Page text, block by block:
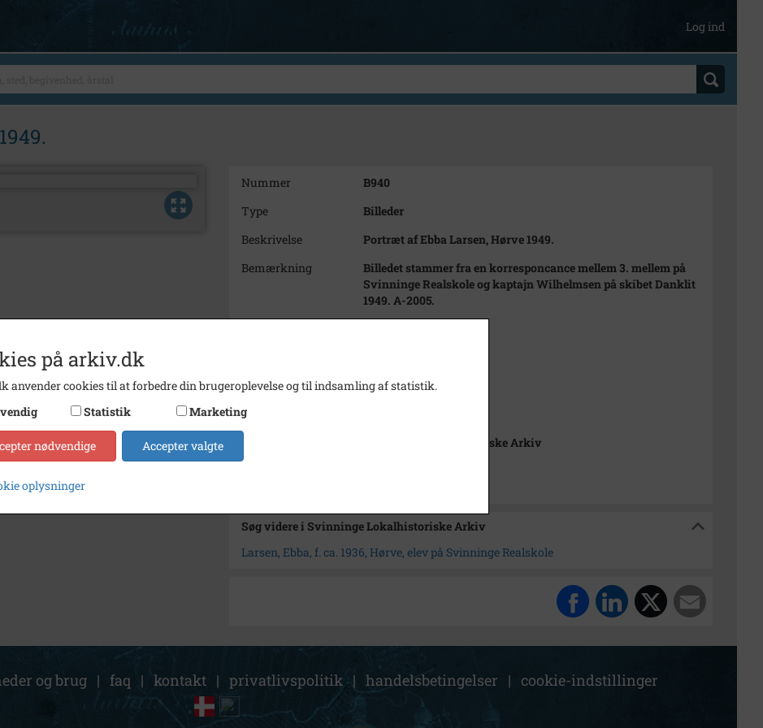
Log ind
Nummer
B940
Type
Billeder
Beskrivelse
Portræt af Ebba Larsen, Hørve 1949.
Bemærkning
Billedet stammer fra en korresponcance mellem 3. mellem på
Svinninge Realskole og kaptajn Wilhelmsen på skibet Danklit
1949. A-2005.
Fotograf
Ukendt
Størrelse
Svinninge Lokalhistoriske Arkiv
Søg videre i Svinninge Lokalhistoriske Arkiv
Larsen, Ebba, f. ca. 1936, Hørve, elev på Svinninge Realskole
og brug | faq | kontakt | privatlivspolitik | handelsbetingelser | cookie-indstillinger
på arkiv.dk
anvender cookies til at forbedre din brugeroplevelse og til indsamling af statistik.
Statistik Marketing
nødvendige Accepter valgte
oplysninger